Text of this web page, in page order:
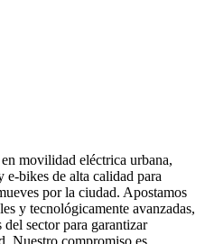
movilidad eléctrica urbana,
e-bikes de alta calidad para
por la ciudad. Apostamos
y tecnológicamente avanzadas,
sector para garantizar